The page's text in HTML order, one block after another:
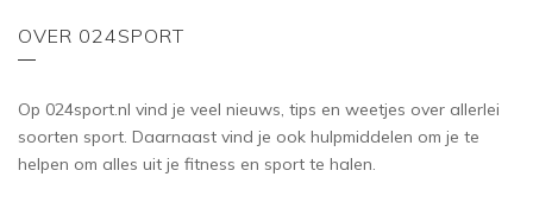
OVER 024SPORT
Op 024sport.nl vind je veel nieuws, tips en weetjes over allerlei
soorten sport. Daarnaast vind je ook hulpmiddelen om je te
helpen om alles uit je fitness en sport te halen.